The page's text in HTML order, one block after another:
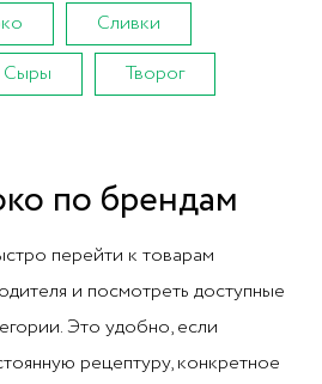
Сливки
Сыры Творог
по брендам
перейти к товарам
и посмотреть доступные
Это удобно, если
рецептуру, конкретное